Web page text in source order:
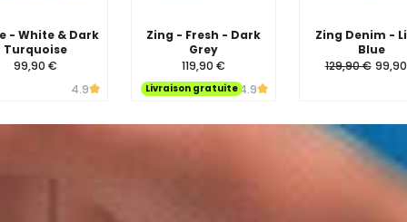
- White & Dark
Turquoise
99,90 €
4.9
Zing - Fresh - Dark
Grey
119,90 €
Livraison gratuite4.9
Zing Denim -
Blue
129,90 €